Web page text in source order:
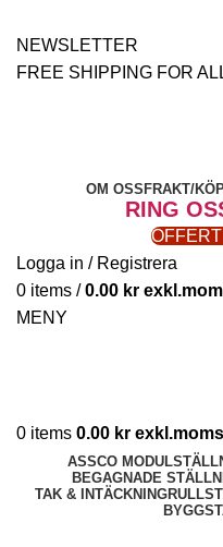
NEWSLETTER
FREE SHIPPING FOR
OM OSS FRAKT/
RING
Logga in / Registrera
0 items / 0.00 kr
MENY
0 items 0.00 kr
ASSCO
BEGAGNADE
TAK & INTÄCKNING